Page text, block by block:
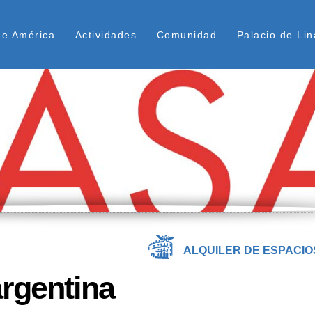
Superior
América Actividades Comunidad Palacio de
ALQUILER DE